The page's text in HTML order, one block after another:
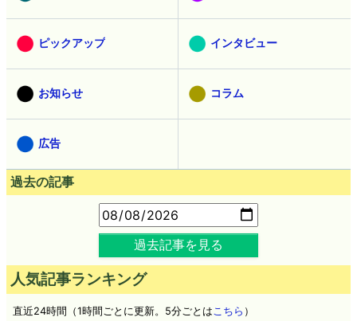
ピックアップ インタビュー
お知らせ コラム
広告
過去の記事
過去記事を見る
人気記事ランキング
直近24時間（1時間ごとに更新。5分ごとは こちら ）